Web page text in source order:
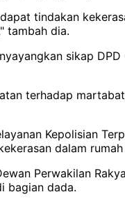
tindakan
tambah dia.
sikap
terhadap
Kepolisian
dalam
Perwakilan
bagian dada.